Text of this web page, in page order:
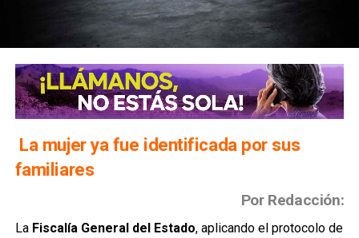
La mujer ya fue identificada por sus
familiares
Por Redacción:
La Fiscalía General del Estado, aplicando el protocolo de